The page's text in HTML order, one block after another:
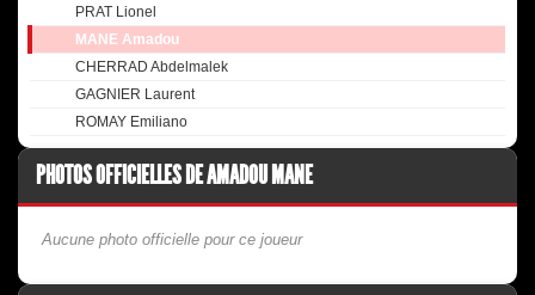
PRAT Lionel
MANE Amadou
CHERRAD Abdelmalek
GAGNIER Laurent
ROMAY Emiliano
PHOTOS OFFICIELLES DE AMADOU MANE
Aucune photo officielle pour ce joueur